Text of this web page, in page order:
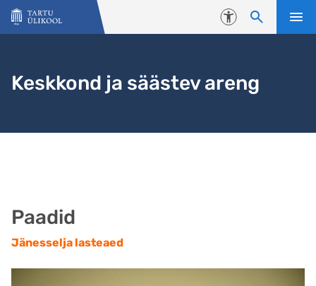
Liigu edasi põhisisu juurde
Juurdepääsetavus
Keskkond ja säästev areng
Paadid
Jänesselja lasteaed